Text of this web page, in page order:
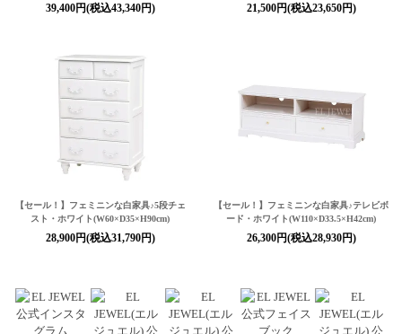
39,400円(税込43,340円) 21,500円(税込23,650円)
【セール！】フェミニンな白家具♪5段チェ
スト・ホワイト(W60×D35×H90cm)
28,900円(税込31,790円)
【セール！】フェミニンな白家具♪テレビボ
ード・ホワイト(W110×D33.5×H42cm)
26,300円(税込28,930円)